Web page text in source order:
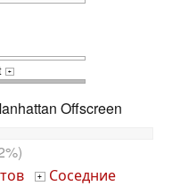
+
Offscreen
+ Соседние